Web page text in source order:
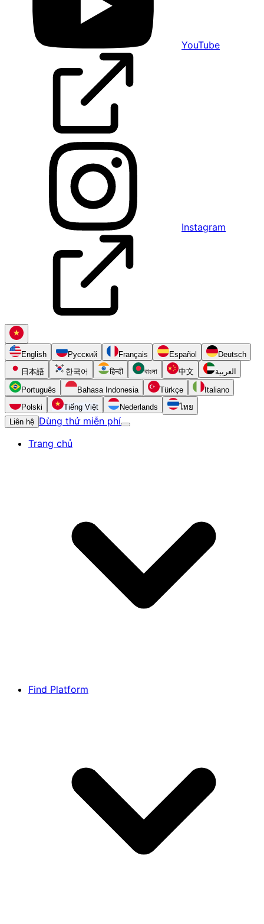
YouTube
Instagram
English Русский Français Español
Deutsch
日本語
한국어 हिन्दी বাংলা 中文 العربية
Português Bahasa Indonesia Türkçe
Italiano
Polski
Tiếng Việt Nederlands
ไทย
Liên hệ Dùng thử miễn phí
Trang chủ
Find Platform